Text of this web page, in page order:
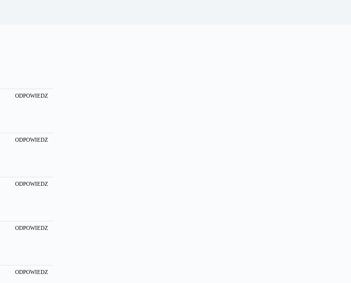
ODPOWIEDZ
ODPOWIEDZ
ODPOWIEDZ
ODPOWIEDZ
ODPOWIEDZ